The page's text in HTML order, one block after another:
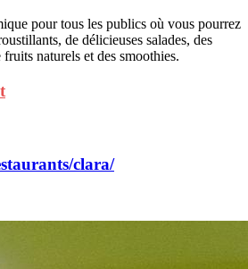
pour tous les publics où vous pourrez
de délicieuses salades, des
naturels et des smoothies.
clara/